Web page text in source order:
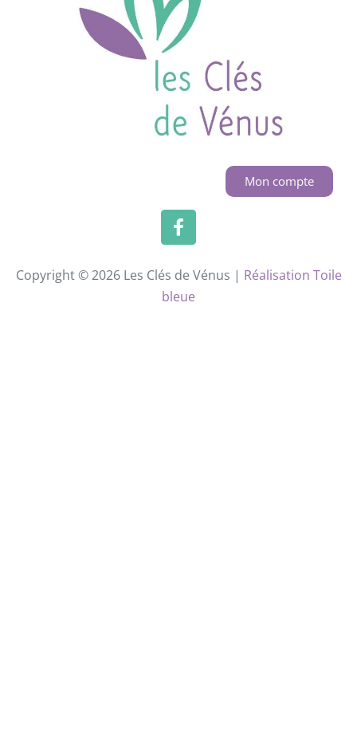
Mon compte
Copyright © 2026 Les Clés de Vénus | Réalisation Toile
bleue